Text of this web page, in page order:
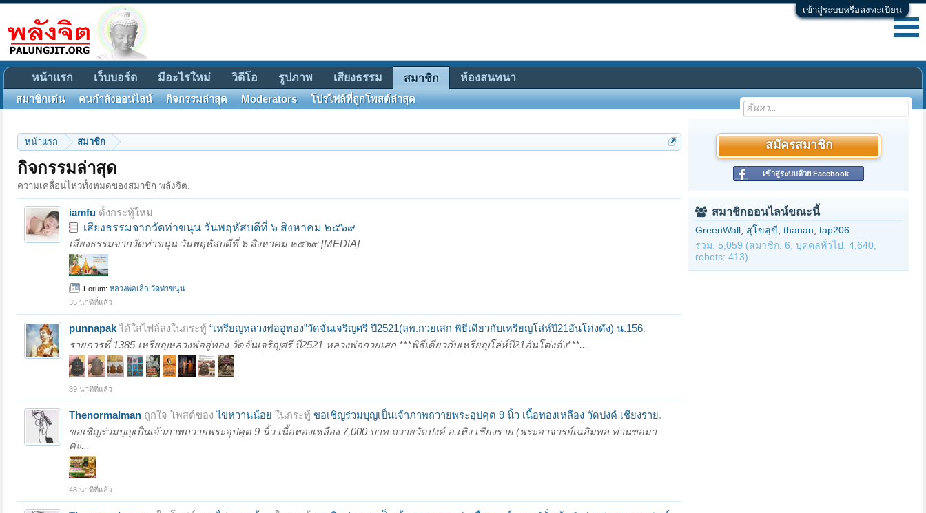
เข้าสู่ระบบหรือลงทะเบียน
หน้าแรก สมาชิก
กิจกรรมล่าสุด
ความเคลื่อนไหวทั้งหมดของสมาชิก พลังจิต.
iamfu ตั้งกระทู้ใหม่
เสียงธรรมจากวัดท่าขนุน วันพฤหัสบดีที่ ๖ สิงหาคม ๒๕๖๙
เสียงธรรมจากวัดท่าขนุน วันพฤหัสบดีที่ ๖ สิงหาคม ๒๕๖๙ [MEDIA]
Forum: หลวงพ่อเล็ก วัดท่าขนุน
35 นาทีที่แล้ว
punnapakได้ใส่ไฟล์ลงในกระทู้ “เหรียญหลวงพ่ออู่ทอง”วัดจั่นเจริญศรี ปี2521(ลพ.กวยเสก พิธีเดียวกับเหรียญโล่ห์ปี21อันโด่งดัง) น.156.
รายการที่ 1385 เหรียญหลวงพ่ออู่ทอง วัดจั่นเจริญศรี ปี2521 หลวงพ่อกวยเสก ***พิธีเดียวกับเหรียญโล่ห์ปี21อันโด่งดัง***...
39 นาทีที่แล้ว
Thenormalman ถูกใจ โพสต์ของไข่หวานน้อย ในกระทู้ ขอเชิญร่วมบุญเป็นเจ้าภาพถวายพระอุปคุต 9 นิ้ว เนื้อทองเหลือง วัดปงค์ เชียงราย.
ขอเชิญร่วมบุญเป็นเจ้าภาพถวายพระอุปคุต 9 นิ้ว เนื้อทองเหลือง 7,000 บาท ถวายวัดปงค์ อ.เทิง เชียงราย (พระอาจารย์เฉลิมพล ท่านขอมา
ค่ะ...
48 นาทีที่แล้ว
สมัครสมาชิก
เข้าสู่ระบบด้วย Facebook
สมาชิกออนไลน์ขณะนี้
GreenWall สุโขสุขี thanan tap206
รวม: 5,059 (สมาชิก: 6, บุคคลทั่วไป: 4,640,
robots: 413)
หน้าแรก เว็บบอร์ด มีอะไรใหม่ วิดีโอ รูปภาพ เสียงธรรม สมาชิก
สมาชิกเด่น คนกำลังออนไลน์ กิจกรรมล่าสุด Moderators โปรไฟล์ที่ถูกโพสต์ล่าสุด
ห้องสนทนา